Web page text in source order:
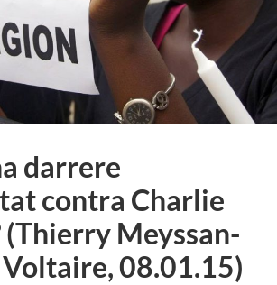
darrere
contra Charlie
(Thierry Meyssan-
Voltaire, 08.01.15)